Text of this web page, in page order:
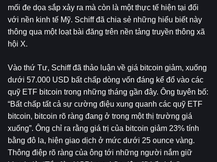
mối đe dọa sắp xảy ra mà còn là một thực tế hiện tại đối
với nền kinh tế Mỹ. Schiff đã chia sẻ những hiểu biết này
thông qua một loạt bài đăng trên nền tảng truyền thông xã
hội X.
Vào thứ Tư, Schiff đã thảo luận về giá bitcoin giảm, xuống
dưới 57.000 USD bất chấp dòng vốn đáng kể đổ vào các
quỹ ETF bitcoin trong những tháng gần đây. Ông tuyên bố:
“Bất chấp tất cả sự cường điệu xung quanh các quỹ ETF
bitcoin, bitcoin rõ ràng đang ở trong một thị trường giá
xuống”. Ông chỉ ra rằng giá trị của bitcoin giảm 23% tính
bằng đô la, hiện giao dịch ở mức dưới 25 ounce vàng.
Thông điệp rõ ràng của ông tới những người nắm giữ